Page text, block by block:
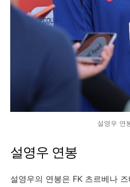
설영우 연
설영우 연봉
설영우의 연봉은 FK 츠르베나